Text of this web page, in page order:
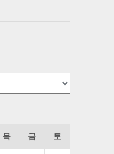
목 금 토